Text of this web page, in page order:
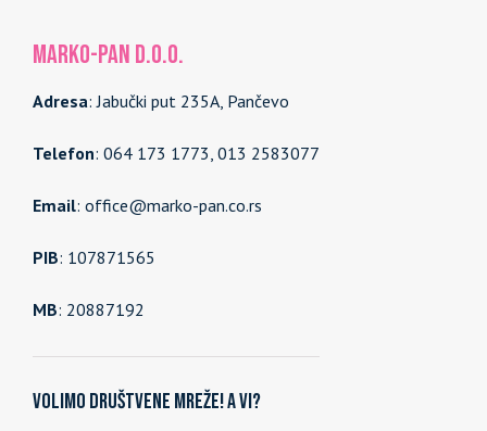
MARKO-PAN d.o.o.
Adresa: Jabučki put 235A, Pančevo
Telefon: 064 173 1773, 013 2583077
Email: office@marko-pan.co.rs
PIB: 107871565
MB: 20887192
Volimo društvene mreže! A vi?